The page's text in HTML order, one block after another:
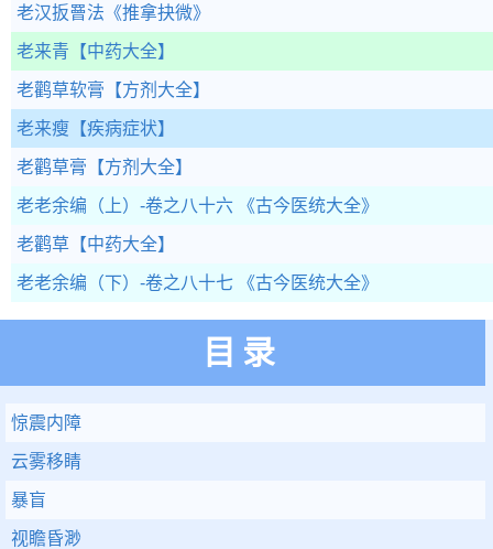
老汉扳罾法 《推拿抉微》
老来青 【中药大全】
老鹳草软膏 【方剂大全】
老来瘦 【疾病症状】
老鹳草膏 【方剂大全】
老老余编（上）-卷之八十六 《古今医统大全》
老鹳草 【中药大全】
老老余编（下）-卷之八十七 《古今医统大全》
目录
惊震内障
云雾移睛
暴盲
视瞻昏渺